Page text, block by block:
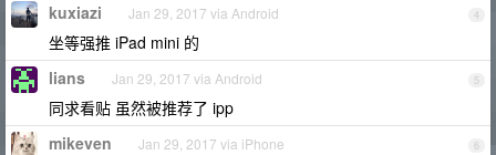
4
kuxiazi Jan 29, 2017 via Android
坐等强推 iPad mini 的
5
lians Jan 29, 2017 via Android
同求看贴 虽然被推荐了 ipp
6
mikeven Jan 29, 2017 via iPhone